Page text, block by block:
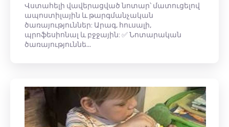
Վստահելի վավերացված նոտար՝ մատուցելով
ապոստիլային և թարգմանչական
ծառայություններ: Արագ, հուսալի,
պրոֆեսիոնալ և բջջային: ✅ Նոտարական
ծառայություննե...